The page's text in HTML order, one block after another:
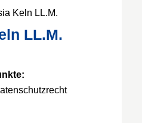
LL.M.